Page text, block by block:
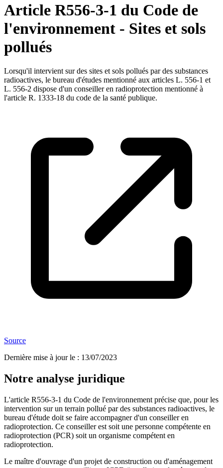
Article R556-3-1 du Code de
l'environnement - Sites et sols
pollués
Lorsqu'il intervient sur des sites et sols pollués par des substances
radioactives, le bureau d'études mentionné aux articles L. 556-1 et
L. 556-2 dispose d'un conseiller en radioprotection mentionné à
l'article R. 1333-18 du code de la santé publique.
Source
Dernière mise à jour le : 13/07/2023
Notre analyse juridique
L'article R556-3-1 du Code de l'environnement précise que, pour les
intervention sur un terrain pollué par des substances radioactives, le
bureau d'étude doit se faire accompagner d'un conseiller en
radioprotection. Ce conseiller est soit une personne compétente en
radioprotection (PCR) soit un organisme compétent en
radioprotection.
Le maître d'ouvrage d'un projet de construction ou d'aménagement